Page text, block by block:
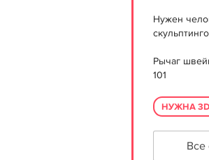
Нужен
Рычаг
101
НУЖНА
Все